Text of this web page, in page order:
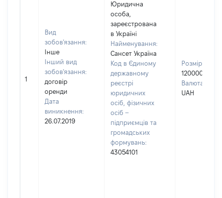
1
Вид
зобов'язання:
Інше
Інший вид
зобов'язання:
договір
оренди
Дата
виникнення:
26.07.2019
Юридична
особа,
зареєстрована
в Україні
Найменування:
Сансет Україна
Код в Єдиному
державному
реєстрі
юридичних
осіб, фізичних
осіб –
підприємців та
громадських
формувань:
43054101
Розмір:
120000
Валюта:
UAH